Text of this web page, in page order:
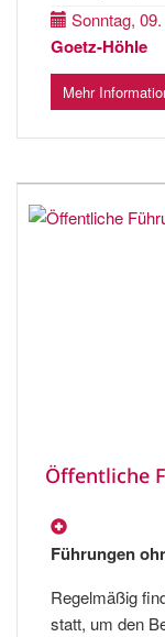
Sonntag,
Goetz-Höhle
Mehr
Öffentliche
Führungen
Regelmäßig
statt, um den